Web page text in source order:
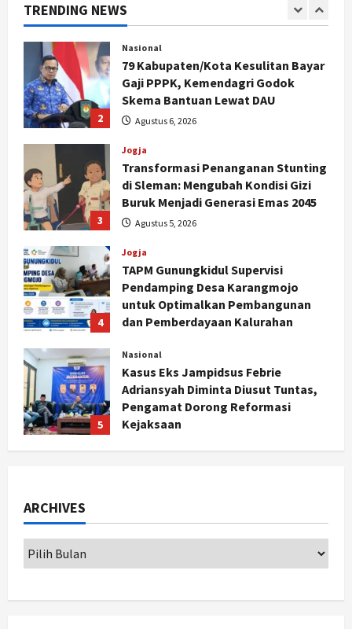
TRENDING NEWS
1
2
Nasional
79 Kabupaten/Kota Kesulitan Bayar
Gaji PPPK, Kemendagri Godok
Skema Bantuan Lewat DAU
Agustus 6, 2026
3
Jogja
Transformasi Penanganan Stunting
di Sleman: Mengubah Kondisi Gizi
Buruk Menjadi Generasi Emas 2045
Agustus 5, 2026
4
Jogja
TAPM Gunungkidul Supervisi
Pendamping Desa Karangmojo
untuk Optimalkan Pembangunan
dan Pemberdayaan Kalurahan
5
Nasional
Kasus Eks Jampidsus Febrie
Adriansyah Diminta Diusut Tuntas,
Pengamat Dorong Reformasi
Kejaksaan
1
ARCHIVES